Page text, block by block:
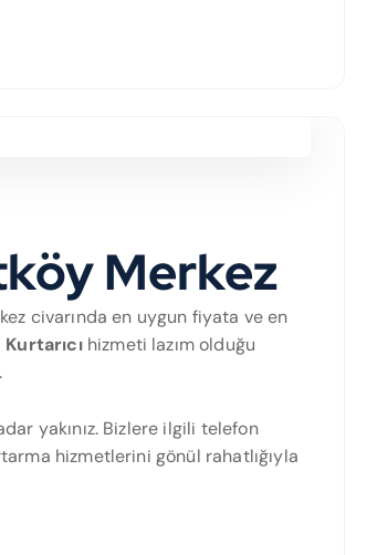
Merkez
civarında en uygun fiyata ve en
hizmeti lazım olduğu
yakınız. Bizlere ilgili telefon
hizmetlerini gönül rahatlığıyla